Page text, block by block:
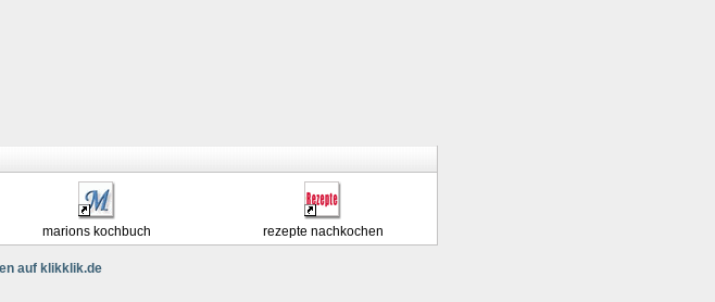
marions kochbuch rezepte nachkochen
auf klikklik.de